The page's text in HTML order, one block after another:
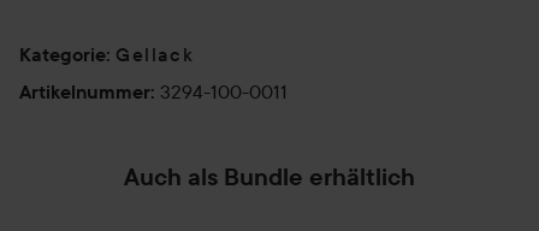
Lampe härtet das Material, sodass die Maniküre
länger hält und die Nägel schön glänzen.
#younailedit
Kategorie: Gellack
Artikelnummer: 3294-100-0011
Auch als Bundle erhältlich